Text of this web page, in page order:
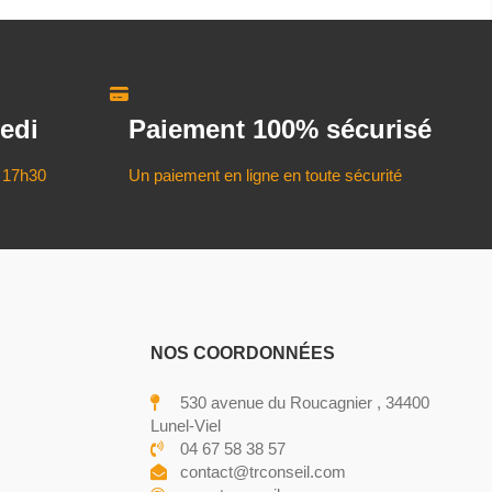
Paiement 100% sécurisé
Un paiement en ligne en toute sécurité
NOS COORDONNÉES
530 avenue du Roucagnier , 34400
Lunel-Viel
04 67 58 38 57
contact@trconseil.com